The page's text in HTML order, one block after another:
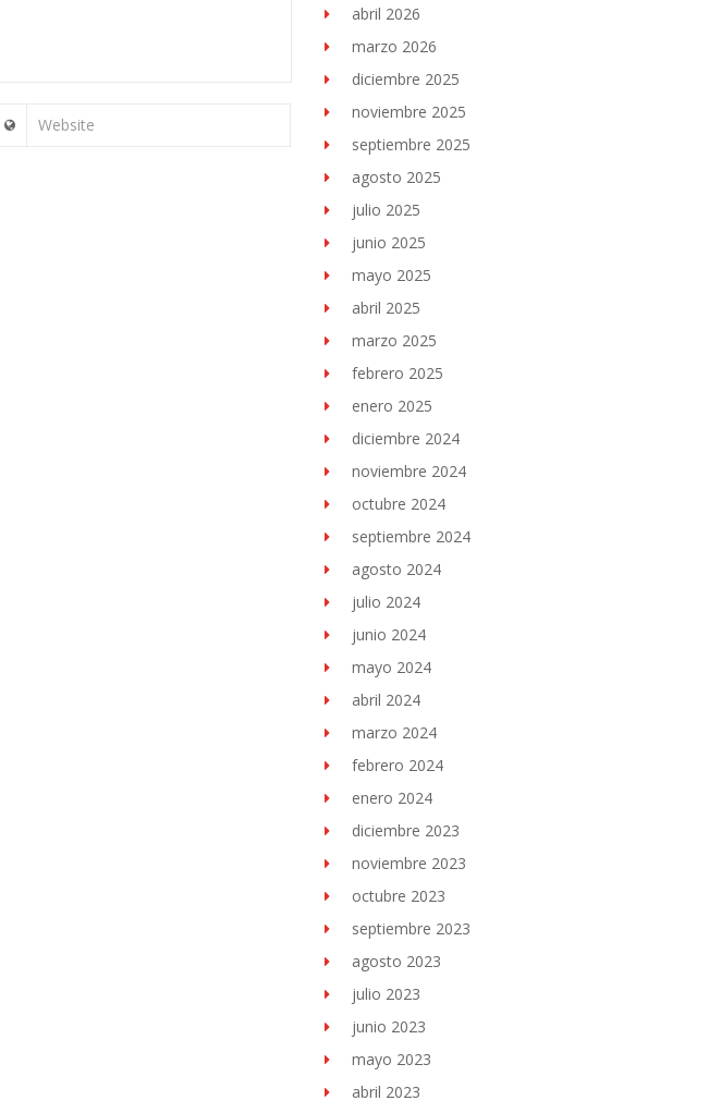
Website
abril 2026
marzo 2026
diciembre 2025
noviembre 2025
septiembre 2025
agosto 2025
julio 2025
junio 2025
mayo 2025
abril 2025
marzo 2025
febrero 2025
enero 2025
diciembre 2024
noviembre 2024
octubre 2024
septiembre 2024
agosto 2024
julio 2024
junio 2024
mayo 2024
abril 2024
marzo 2024
febrero 2024
enero 2024
diciembre 2023
noviembre 2023
octubre 2023
septiembre 2023
agosto 2023
julio 2023
junio 2023
mayo 2023
abril 2023